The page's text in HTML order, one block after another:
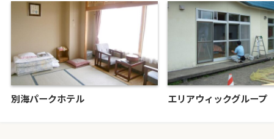
別海パークホテル エリアウィックグループ